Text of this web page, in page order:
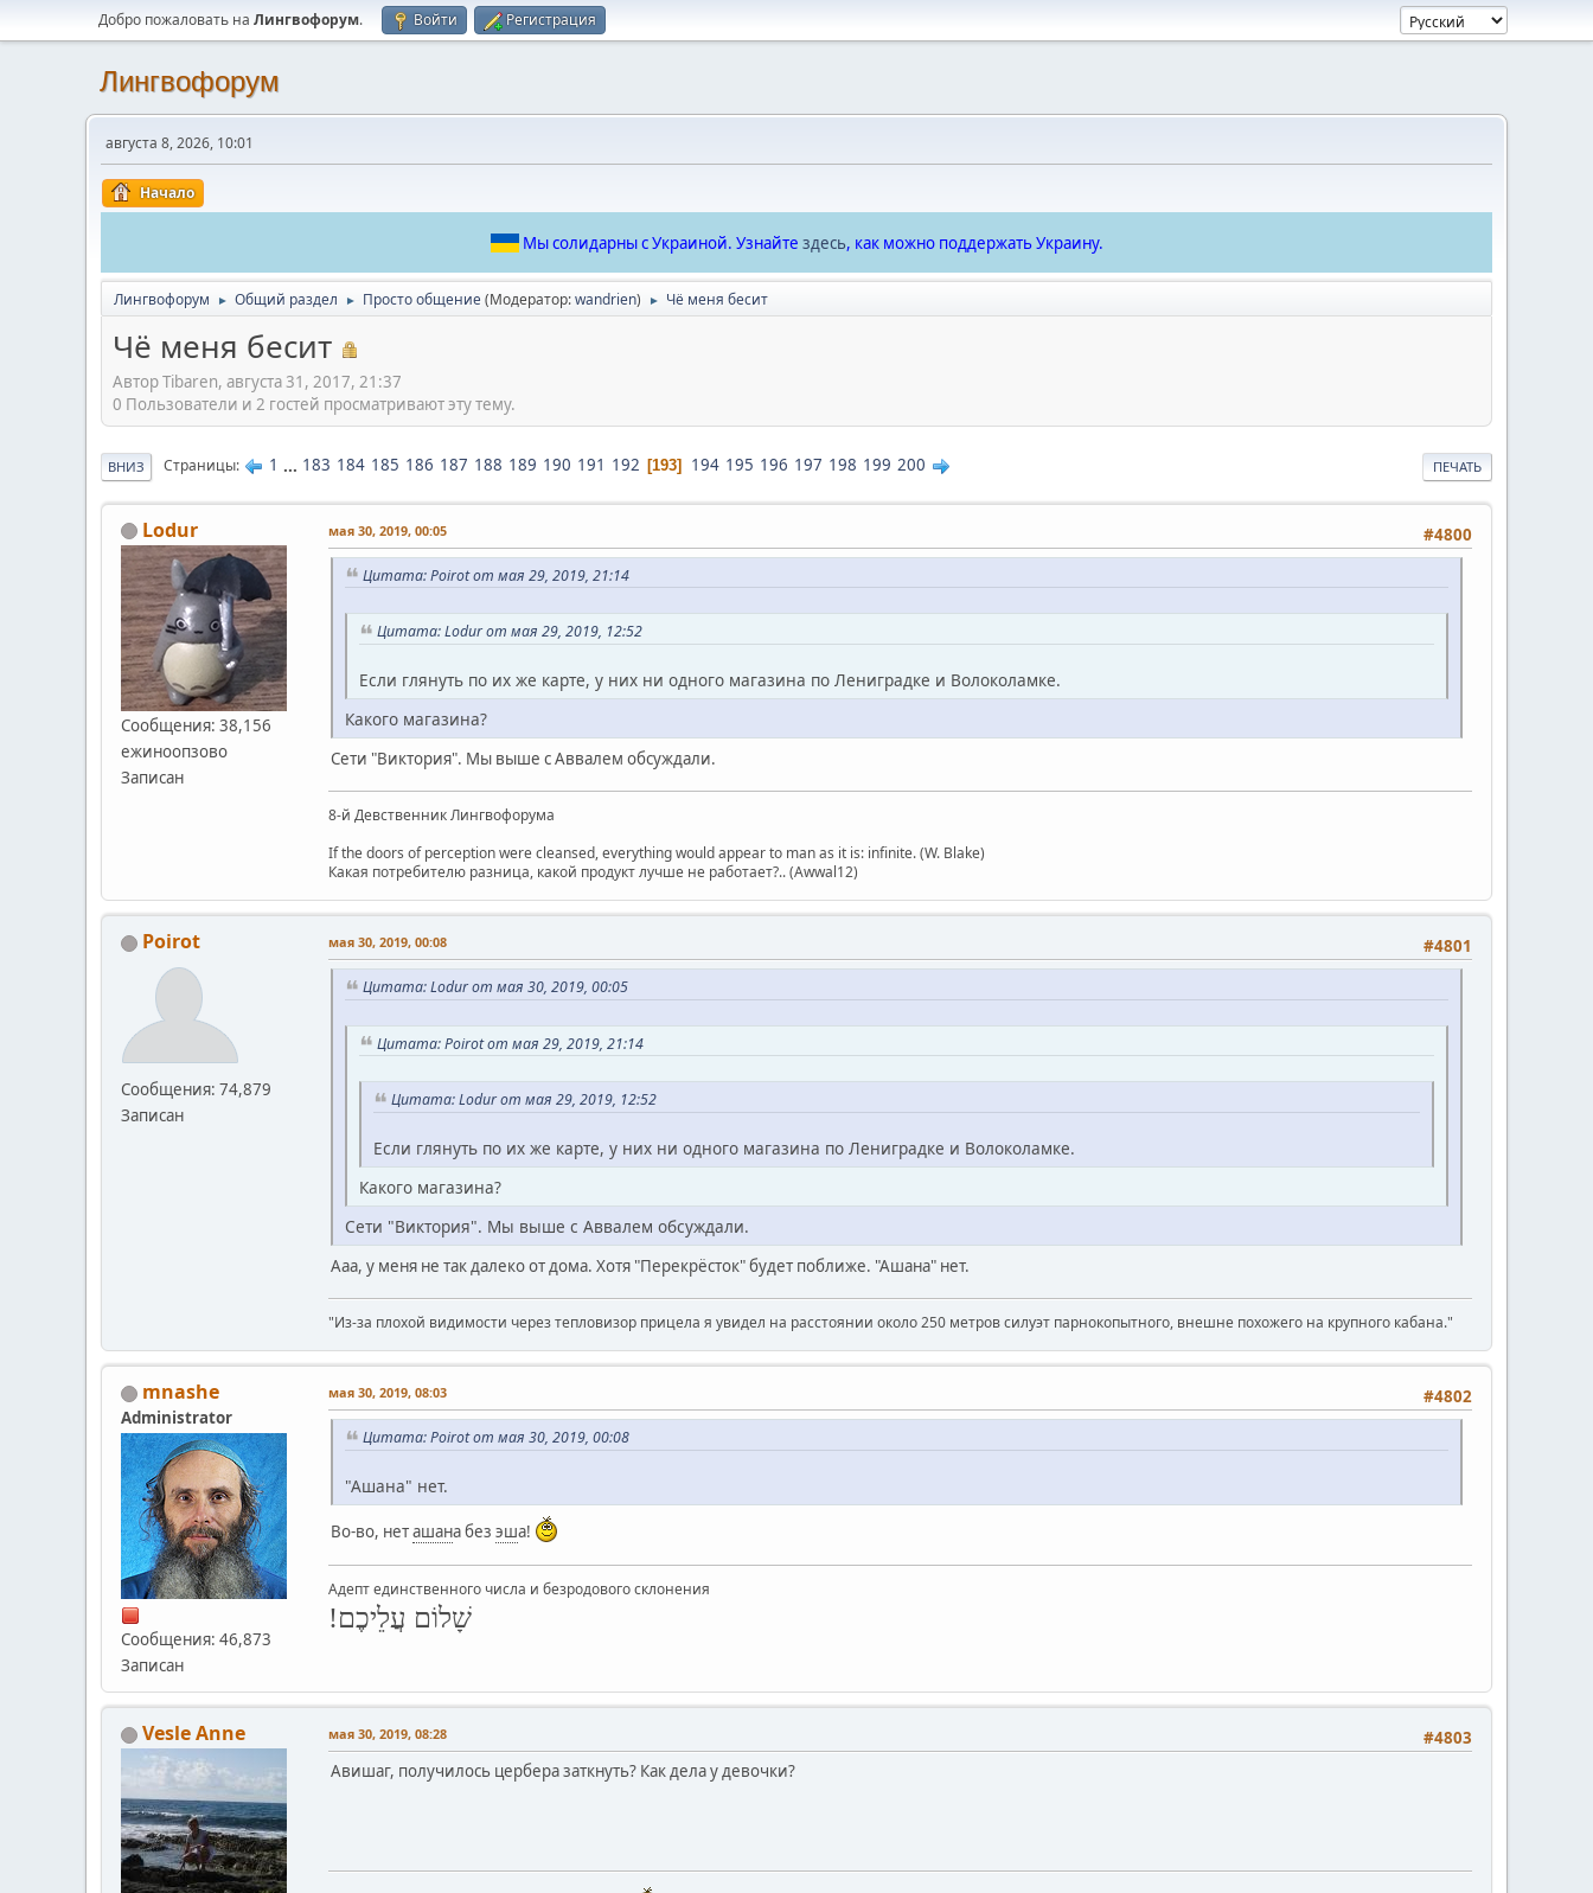
Добро пожаловать на Лингвофорум. Войти Регистрация
Лингвофорум
августа 8, 2026, 10:01
Начало
Мы солидарны с Украиной. Узнайте здесь, как можно поддержать Украину.
Лингвофорум ► Общий раздел ► Просто общение(Модератор:wandrien) ► Чё меня бесит
Чё меня бесит
Автор Tibaren, августа 31, 2017, 21:37
0 Пользователи и 2 гостей просматривают эту тему.
ПЕЧАТЬ
ВНИЗ Страницы 1 ... 183 184 185 186 187 188 189 190 191 192 193 194 195 196 197 198 199 200
Lodur
Сообщения: 38,156
ежиноопзово
Записан
#4800
мая 30, 2019, 00:05
Цитата: Poirot от мая 29, 2019, 21:14
Цитата: Lodur от мая 29, 2019, 12:52
Если глянуть по их же карте, у них ни одного магазина по Лениградке и Волоколамке.
Какого магазина?
Сети "Виктория". Мы выше с Аввалем обсуждали.
8-й Девственник Лингвофорума
If the doors of perception were cleansed, everything would appear to man as it is: infinite. (W. Blake)
Какая потребителю разница, какой продукт лучше не работает?.. (Awwal12)
Poirot
Сообщения: 74,879
Записан
#4801
мая 30, 2019, 00:08
Цитата: Lodur от мая 30, 2019, 00:05
Цитата: Poirot от мая 29, 2019, 21:14
Цитата: Lodur от мая 29, 2019, 12:52
Если глянуть по их же карте, у них ни одного магазина по Лениградке и Волоколамке.
Какого магазина?
Сети "Виктория". Мы выше с Аввалем обсуждали.
Ааа, у меня не так далеко от дома. Хотя "Перекрёсток" будет поближе. "Ашана" нет.
"Из-за плохой видимости через тепловизор прицела я увидел на расстоянии около 250 метров силуэт парнокопытного, внешне похожего на крупного кабана."
mnashe
Administrator
Сообщения: 46,873
Записан
#4802
мая 30, 2019, 08:03
Цитата: Poirot от мая 30, 2019, 00:08
"Ашана" нет.
Во-во, неташана без эша!
Адепт единственного числа и безродового склонения
שָׁלוֹם עֲלֵיכֶם!
Vesle Anne #4803
мая 30, 2019, 08:28
Авишаг, получилось цербера заткнуть? Как дела у девочки?